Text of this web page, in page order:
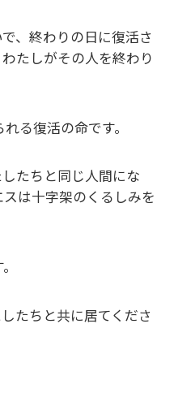
、終わりの日に復活さ
たしがその人を終わり
る復活の命です。
たちと同じ人間にな
は十字架のくるしみを
たちと共に居てくださ